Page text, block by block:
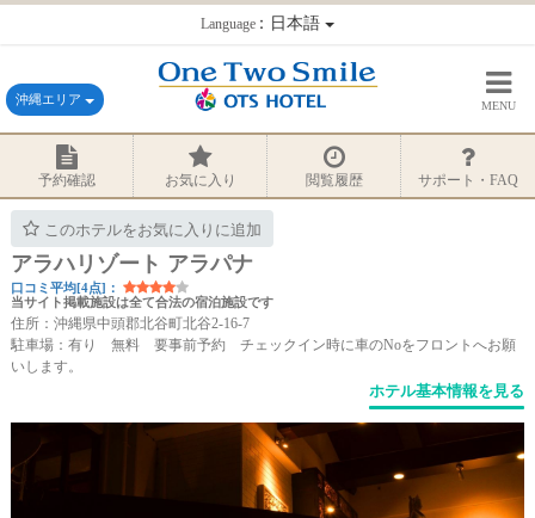
Language：日本語
沖縄エリア MENU
予約確認 お気に入り 閲覧履歴 サポート・FAQ
このホテルをお気に入りに追加
アラハリゾート アラパナ
口コミ平均[4点]：
当サイト掲載施設は全て合法の宿泊施設です
住所：沖縄県中頭郡北谷町北谷2-16-7
駐車場：有り 無料 要事前予約 チェックイン時に車のNoをフロントへお願
いします。
ホテル基本情報を見る